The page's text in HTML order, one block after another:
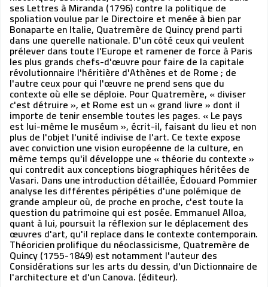
ses Lettres à Miranda (1796) contre la politique de
spoliation voulue par le Directoire et menée à bien par
Bonaparte en Italie, Quatremère de Quincy prend parti
dans une querelle nationale. D'un côté ceux qui veulent
prélever dans toute l'Europe et ramener de force à Paris
les plus grands chefs-d'œuvre pour faire de la capitale
révolutionnaire l'héritière d'Athènes et de Rome ; de
l'autre ceux pour qui l'œuvre ne prend sens que du
contexte où elle se déploie. Pour Quatremère, « diviser
c'est détruire », et Rome est un « grand livre » dont il
importe de tenir ensemble toutes les pages. « Le pays
est lui-même le muséum », écrit-il, faisant du lieu et non
plus de l'objet l'unité indivise de l'art. Ce texte expose
avec conviction une vision européenne de la culture, en
même temps qu'il développe une « théorie du contexte »
qui contredit aux conceptions biographiques héritées de
Vasari. Dans une introduction détaillée, Édouard Pommier
analyse les différentes péripéties d'une polémique de
grande ampleur où, de proche en proche, c'est toute la
question du patrimoine qui est posée. Emmanuel Alloa,
quant à lui, poursuit la réflexion sur le déplacement des
œuvres d'art, qu'il replace dans le contexte contemporain.
Théoricien prolifique du néoclassicisme, Quatremère de
Quincy (1755-1849) est notamment l'auteur des
Considérations sur les arts du dessin, d'un Dictionnaire de
l'architecture et d'un Canova. (éditeur).